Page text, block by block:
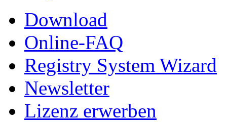
Download
Online-FAQ
Registry System Wizard
Newsletter
Lizenz erwerben